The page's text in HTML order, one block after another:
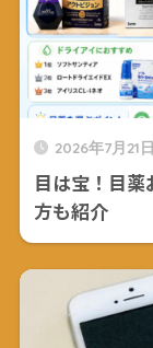
2026年7月21日
目は宝！目
方も紹介